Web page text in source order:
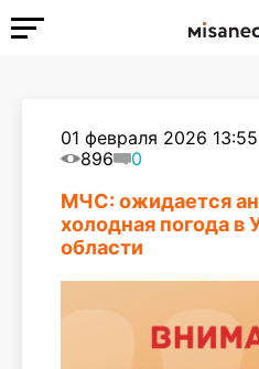
01 февраля 2026 13:55
896
0
МЧС: ожидается
холодная погода в
области